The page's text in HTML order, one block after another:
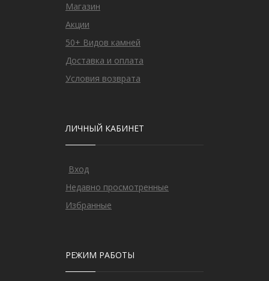
Магазин
Акции
50+ Видов камней
Доставка и оплата
Условия возврата
ЛИЧНЫЙ КАБИНЕТ
Вход
Недавно просмотренные
Избранные
РЕЖИМ РАБОТЫ